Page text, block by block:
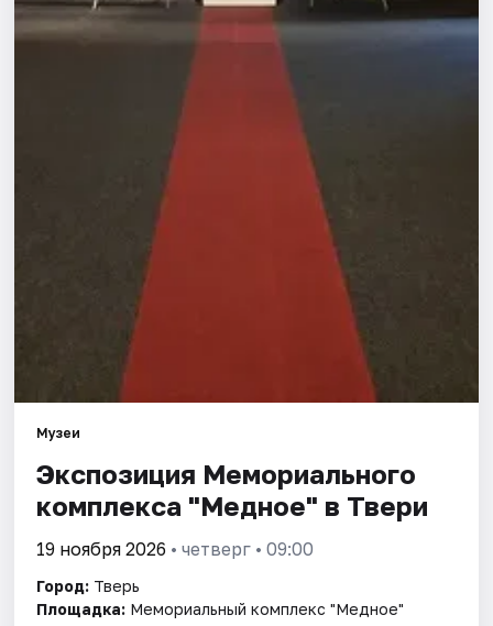
Музеи
Экспозиция Мемориального
комплекса "Медное" в Твери
19 ноября 2026 • четверг • 09:00
Город: Тверь
Площадка: Мемориальный комплекс "Медное"